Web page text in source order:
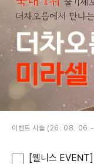
이벤트 시술 (26. 08. 06
[웰니스